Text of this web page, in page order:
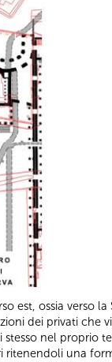
est, ossia verso
dei privati che
nel proprio
una